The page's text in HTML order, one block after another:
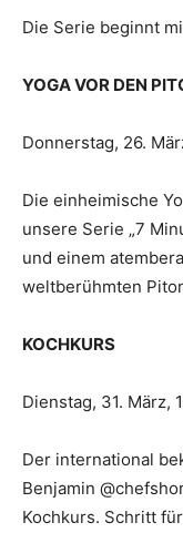
Die Serie beginnt
YOGA VOR DEN
Donnerstag, 26.
Die einheimische
unsere Serie „7
und einem
weltberühmten
KOCHKURS
Dienstag, 31. März,
Der international
Benjamin
Kochkurs. Schritt